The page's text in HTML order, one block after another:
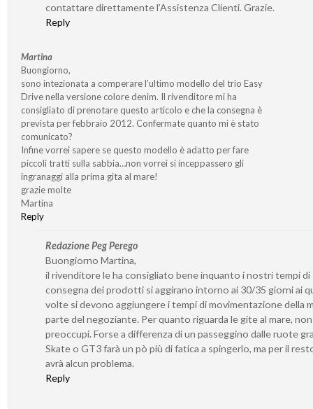
contattare direttamente l’Assistenza Clienti. Grazie.
Reply
Martina
Buongiorno,
sono intezionata a comperare l’ultimo modello del trio Easy
Drive nella versione colore denim. Il rivenditore mi ha
consigliato di prenotare questo articolo e che la consegna è
prevista per febbraio 2012. Confermate quanto mi è stato
comunicato?
Infine vorrei sapere se questo modello è adatto per fare
piccoli tratti sulla sabbia…non vorrei si inceppassero gli
ingranaggi alla prima gita al mare!
grazie molte
Martina
Reply
Redazione Peg Perego
Buongiorno Martina,
il rivenditore le ha consigliato bene inquanto i nostri tempi di
consegna dei prodotti si aggirano intorno ai 30/35 giorni ai
volte si devono aggiungere i tempi di movimentazione della
parte del negoziante. Per quanto riguarda le gite al mare,
preoccupi. Forse a differenza di un passeggino dalle ruote
Skate o GT3 farà un pò più di fatica a spingerlo, ma per il
avrà alcun problema.
Reply